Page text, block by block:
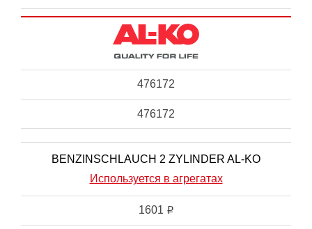
476172
476172
BENZINSCHLAUCH 2 ZYLINDER AL-KO
Используется в агрегатах
1601 i